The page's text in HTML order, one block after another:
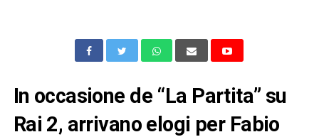
In occasione de “La Partita” su
Rai 2, arrivano elogi per Fabio